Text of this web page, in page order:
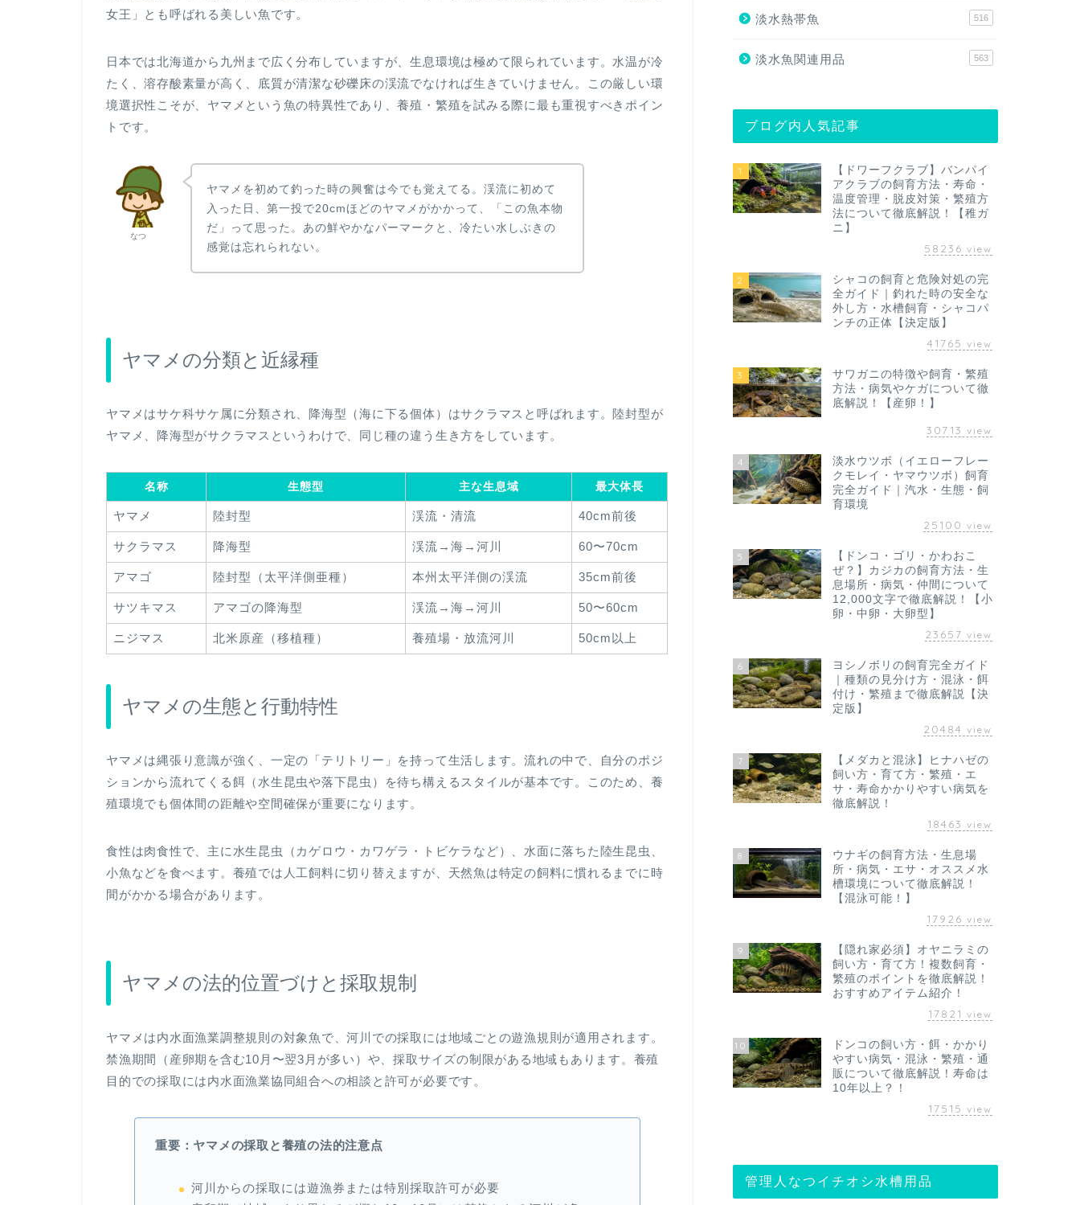
女王」とも呼ばれる美しい魚です。
日本では北海道から九州まで広く分布していますが、生息環境は極めて限られています。水温が冷
たく、溶存酸素量が高く、底質が清潔な砂礫床の渓流でなければ生きていけません。この厳しい環
境選択性こそが、ヤマメという魚の特異性であり、養殖・繁殖を試みる際に最も重視すべきポイン
トです。
なつ
ヤマメを初めて釣った時の興奮は今でも覚えてる。渓流に初めて
入った日、第一投で20cmほどのヤマメがかかって、「この魚本物
だ」って思った。あの鮮やかなパーマークと、冷たい水しぶきの
感覚は忘れられない。
ヤマメの分類と近縁種
ヤマメはサケ科サケ属に分類され、降海型（海に下る個体）はサクラマスと呼ばれます。陸封型が
ヤマメ、降海型がサクラマスというわけで、同じ種の違う生き方をしています。
名称 生態型 主な生息域 最大体長
ヤマメ 陸封型 渓流・清流 40cm前後
サクラマス 降海型 渓流→海→河川 60〜70cm
アマゴ 陸封型（太平洋側亜種） 本州太平洋側の渓流 35cm前後
サツキマス アマゴの降海型 渓流→海→河川 50〜60cm
ニジマス 北米原産（移植種） 養殖場・放流河川 50cm以上
ヤマメの生態と行動特性
ヤマメは縄張り意識が強く、一定の「テリトリー」を持って生活します。流れの中で、自分のポジ
ションから流れてくる餌（水生昆虫や落下昆虫）を待ち構えるスタイルが基本です。このため、養
殖環境でも個体間の距離や空間確保が重要になります。
食性は肉食性で、主に水生昆虫（カゲロウ・カワゲラ・トビケラなど）、水面に落ちた陸生昆虫、
小魚などを食べます。養殖では人工飼料に切り替えますが、天然魚は特定の飼料に慣れるまでに時
間がかかる場合があります。
ヤマメの法的位置づけと採取規制
ヤマメは内水面漁業調整規則の対象魚で、河川での採取には地域ごとの遊漁規則が適用されます。
禁漁期間（産卵期を含む10月〜翌3月が多い）や、採取サイズの制限がある地域もあります。養殖
目的での採取には内水面漁業協同組合への相談と許可が必要です。
重要：ヤマメの採取と養殖の法的注意点
河川からの採取には遊漁券または特別採取許可が必要
淡水熱帯魚 516
淡水魚関連用品 563
ブログ内人気記事
1
【ドワーフクラブ】バンパイ
アクラブの飼育方法・寿命・
温度管理・脱皮対策・繁殖方
法について徹底解説！【稚ガ
ニ】
58236 view
2
シャコの飼育と危険対処の完
全ガイド｜釣れた時の安全な
外し方・水槽飼育・シャコパ
ンチの正体【決定版】
41765 view
3
サワガニの特徴や飼育・繁殖
方法・病気やケガについて徹
底解説！【産卵！】
30713 view
4
淡水ウツボ（イエローフレー
クモレイ・ヤマウツボ）飼育
完全ガイド｜汽水・生態・飼
育環境
25100 view
5
【ドンコ・ゴリ・かわおこ
ぜ？】カジカの飼育方法・生
息場所・病気・仲間について
12,000文字で徹底解説！【小
卵・中卵・大卵型】
23657 view
6
ヨシノボリの飼育完全ガイド
｜種類の見分け方・混泳・餌
付け・繁殖まで徹底解説【決
定版】
20484 view
7
【メダカと混泳】ヒナハゼの
飼い方・育て方・繁殖・エ
サ・寿命かかりやすい病気を
徹底解説！
18463 view
8
ウナギの飼育方法・生息場
所・病気・エサ・オススメ水
槽環境について徹底解説！
【混泳可能！】
17926 view
9
【隠れ家必須】オヤニラミの
飼い方・育て方！複数飼育・
繁殖のポイントを徹底解説！
おすすめアイテム紹介！
17821 view
10
ドンコの飼い方・餌・かかり
やすい病気・混泳・繁殖・通
販について徹底解説！寿命は
10年以上？！
17515 view
管理人なつイチオシ水槽用品